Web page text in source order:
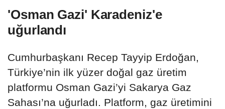
'Osman Gazi' Karadeniz'e
uğurlandı
Cumhurbaşkanı Recep Tayyip Erdoğan,
Türkiye’nin ilk yüzer doğal gaz üretim
platformu Osman Gazi’yi Sakarya Gaz
Sahası’na uğurladı. Platform, gaz üretimini